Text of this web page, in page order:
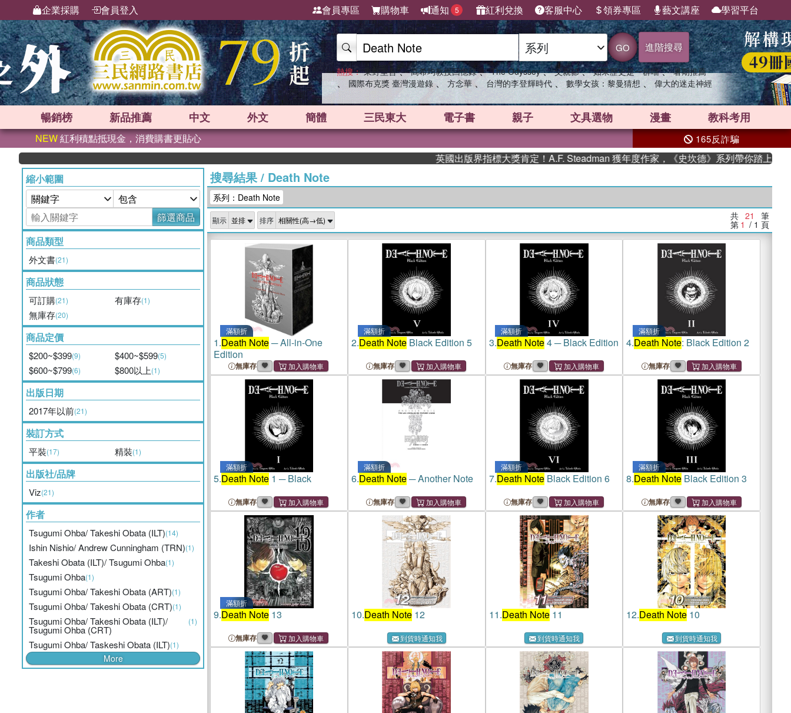
企業採購 會員登入 會員專區 購物車 通知 5 紅利兌換 客服中心 領券專區 藝文講座 學習平台
GO 進階搜尋
熱搜： 東野圭吾 、 高希均教授回憶錄 、 The Odyssey 、 父親節 、 如果歷史是一群喵 、 暑期推薦
、 國際布克獎 臺灣漫遊錄 、 方念華 、 台灣的李登輝時代 、 數學女孩：黎曼猜想 、 偉大的迷走神經
暢銷榜 新品推薦 中文 外文 簡體 三民東大 電子書 親子 文具選物 漫畫 教科考用
NEW紅利積點抵現金，消費購書更貼心 165反詐騙
英國出版界指標大獎肯定！A.F. Steadman 獲年度作家，《史坎德》系列帶你踏上熱血奇幻
縮小範圍
篩選商品
商品類型
外文書(21)
商品狀態
可訂購(21) 有庫存(1)
無庫存(20)
商品定價
$200~$399(9) $400~$599(5)
$600~$799(6) $800以上(1)
出版日期
2017年以前(21)
裝訂方式
平裝(17) 精裝(1)
出版社/品牌
Viz(21)
作者
Tsugumi Ohba/ Takeshi Obata (ILT)(14)
Ishin Nishio/ Andrew Cunningham (TRN)(1)
Takeshi Obata (ILT)/ Tsugumi Ohba(1)
Tsugumi Ohba(1)
Tsugumi Ohba/ Takeshi Obata (ART)(1)
Tsugumi Ohba/ Takeshi Obata (CRT)(1)
Tsugumi Ohba/ Takeshi Obata (ILT)/
Tsugumi Ohba (CRT)
(1)
Tsugumi Ohba/ Taskeshi Obata (ILT)(1)
More
搜尋結果/ Death Note
系列：Death Note
顯示 排序 共 21 筆
第 1 / 1 頁
滿額折
1.Death Note─ All-in-One
Edition
無庫存
滿額折
2.Death NoteBlack Edition 5
無庫存
滿額折
3.Death Note4 ─ Black Edition
無庫存
滿額折
4.Death Note: Black Edition 2
無庫存
滿額折
5.Death Note 1 ─ Black
無庫存
滿額折
6.Death Note─ Another Note
無庫存
滿額折
7.Death NoteBlack Edition 6
無庫存
滿額折
8.Death Note Black Edition 3
無庫存
滿額折
9.Death Note 13
無庫存
10.Death Note12
到貨時通知我
11.Death Note11
到貨時通知我
12.Death Note 10
到貨時通知我